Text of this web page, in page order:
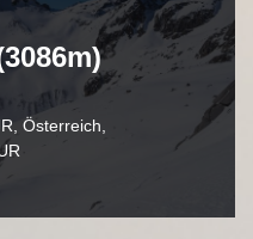
, Österreich,